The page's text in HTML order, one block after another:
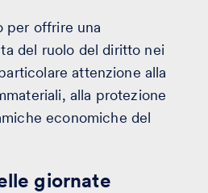
per offrire una
del ruolo del diritto nei
attenzione alla
alla protezione
economiche del
giornate